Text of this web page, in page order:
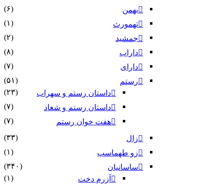
بهمن
(۶)
تهمورث
(۱)
جمشید
(۲)
داراب
(۸)
دارای
(۷)
رستم
(۵۱)
داستان رستم و سهراب
(۲۳)
داستان رستم و شغاد
(۷)
هفت خوان رستم‏
(۷)
زال
(۳۳)
زو طهماسپ‏
(۱)
ساسانیان
(۳۴۰)
آزرم دخت
(۱)